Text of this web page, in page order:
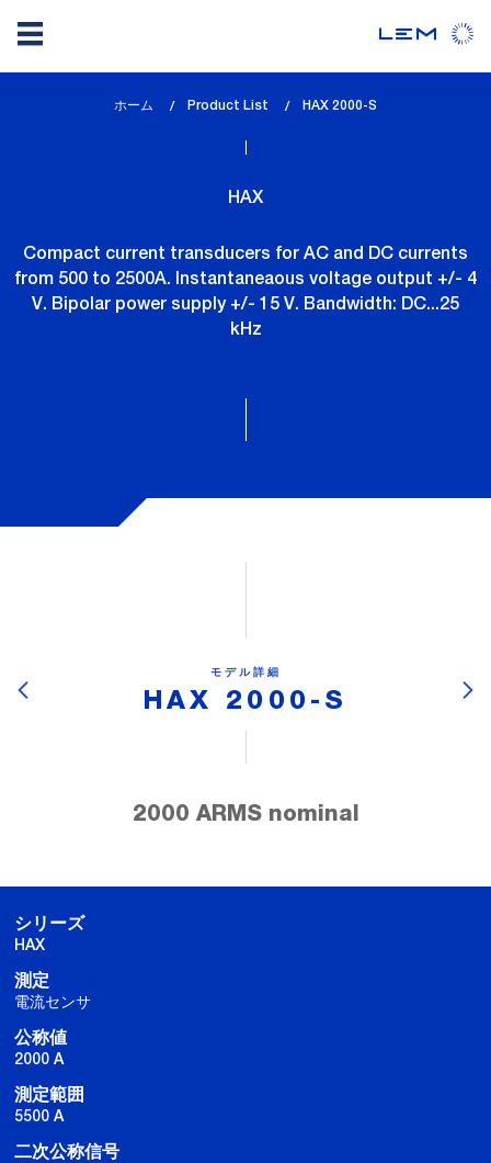
ツ
ホーム Product List
lem_current_page
HAX 2000-S
HAX
Compact current transducers for AC and DC currents
from 500 to 2500A. Instantaneaous voltage output +/- 4
V. Bipolar power supply +/- 15 V. Bandwidth: DC...25
kHz
モデル詳細
HAX 2000-S
2000 ARMS nominal
シリーズ
HAX
測定
電流センサ
公称値
2000 A
測定範囲
5500 A
二次公称信号